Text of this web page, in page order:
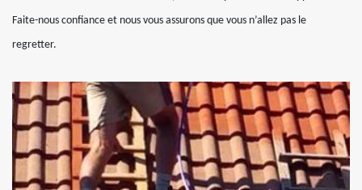
Faite-nous confiance et nous vous assurons que vous n’allez pas le
regretter.